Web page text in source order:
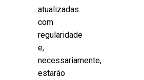
atualizadas
com
regularidade
e,
necessariamente,
estarão